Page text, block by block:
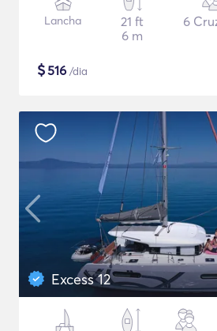
Lancha
21 ft
6 m
6
$516 /dia
Excess 12